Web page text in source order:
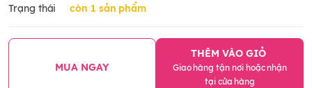
Trạng thái còn 1 sản phẩm
MUA NGAY
THÊM VÀO GIỎ
Giao hàng tận nơi hoặc nhận
tại cửa hàng